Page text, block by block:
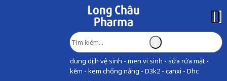
dung dịch vệ sinh - men vi sinh - sữa rửa mặt -
kẽm - kem chống nắng - D3k2 - canxi - Dhc